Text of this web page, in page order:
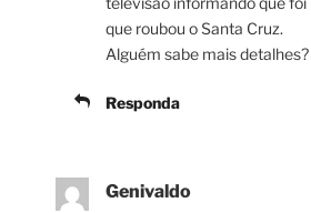
que roubou o Santa Cruz.
Alguém sabe mais detalhes?
Responda
Genivaldo